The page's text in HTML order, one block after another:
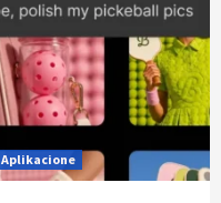
Aplikacione